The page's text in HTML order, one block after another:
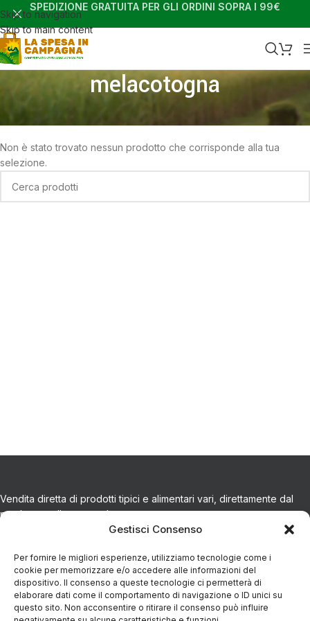
Gestisci Consenso
Per fornire le migliori esperienze, utilizziamo tecnologie come i
cookie per memorizzare e/o accedere alle informazioni del
dispositivo. Il consenso a queste tecnologie ci permetterà di
elaborare dati come il comportamento di navigazione o ID unici su
questo sito. Non acconsentire o ritirare il consenso può influire
Skip to navigation
Skip to main content
SPEDIZIONE GRATUITA PER GLI ORDINI SOPRA I 99€
melacotogna
Home Shop
Non è stato trovato nessun prodotto che corrisponde alla tua
selezione.
Vendita diretta di prodotti tipici e alimentari vari, direttamente dal
produttore alla tua tavola.
CONTATTI
Via Eugenio Azimonti, 121 - 85050 Villa D'agri PZ